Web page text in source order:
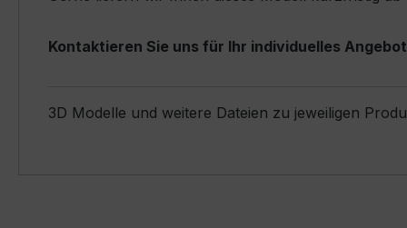
Kontaktieren Sie uns für Ihr individuelles
3D Modelle und weitere Dateien zu jeweiligen